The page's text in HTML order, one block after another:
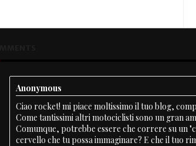
Anonymous
Ciao rocket! mi piace moltissimo il tuo blog,
Come tantissimi altri motociclisti sono un gran
Comunque, potrebbe essere che correre su un
cervello che tu possa immaginare? E che il tuo